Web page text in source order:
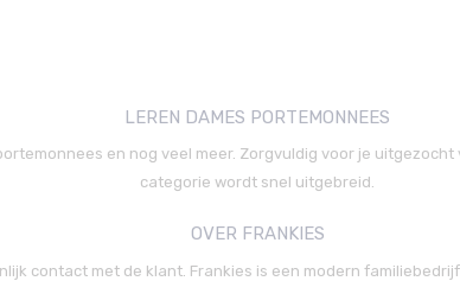
LEREN DAMES PORTEMONNEES
en nog veel meer. Zorgvuldig voor je
categorie wordt snel uitgebreid.
OVER FRANKIES
contact met de klant. Frankies is een modern